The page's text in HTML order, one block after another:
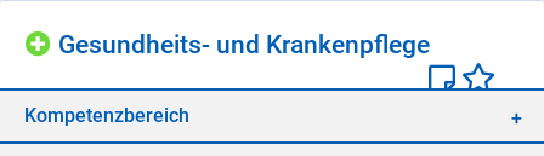
Ge­sund­heits- und Kran­ken­pfle­ge
Kom­pe­tenz­be­reich